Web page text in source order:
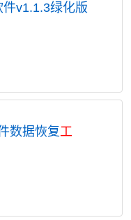
件v1.1.3绿化版
数据恢复工